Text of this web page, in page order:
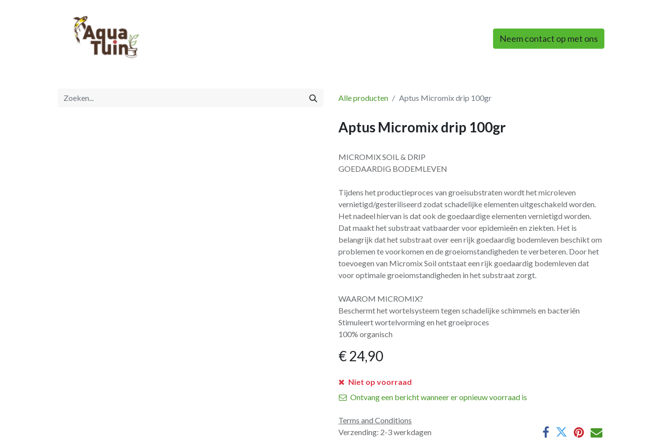
Neem contact op met ons
Alle producten Aptus Micromix drip 100gr
Aptus Micromix drip 100gr
MICROMIX SOIL & DRIP
GOEDAARDIG BODEMLEVEN
Tijdens het productieproces van groeisubstraten wordt het microleven
vernietigd/gesteriliseerd zodat schadelijke elementen uitgeschakeld worden.
Het nadeel hiervan is dat ook de goedaardige elementen vernietigd worden.
Dat maakt het substraat vatbaarder voor epidemieën en ziekten. Het is
belangrijk dat het substraat over een rijk goedaardig bodemleven beschikt om
problemen te voorkomen en de groeiomstandigheden te verbeteren. Door het
toevoegen van Micromix Soil ontstaat een rijk goedaardig bodemleven dat
voor optimale groeiomstandigheden in het substraat zorgt.
WAAROM MICROMIX?
Beschermt het wortelsysteem tegen schadelijke schimmels en bacteriën
Stimuleert wortelvorming en het groeiproces
100% organisch
€24,90
Niet op voorraad
Ontvang een bericht wanneer er opnieuw voorraad is
Terms and Conditions
Verzending: 2-3 werkdagen